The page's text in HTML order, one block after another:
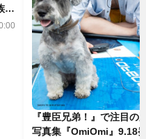
の
『豊臣兄弟！』で注目の
写真集『OmiOmi』9.18